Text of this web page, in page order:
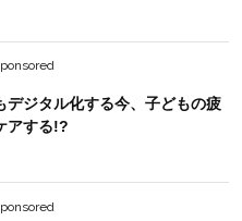
デジタル化する今、子どもの疲
アする!?